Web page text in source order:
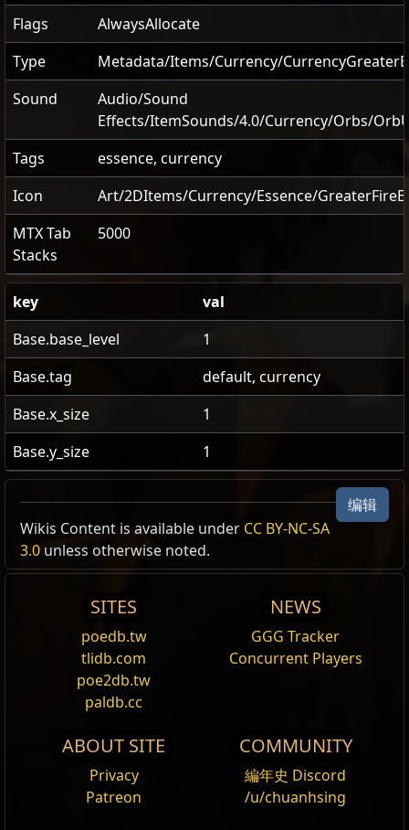
Flags
AlwaysAllocate
Type
Metadata/Items/Currency/
Sound
Audio/Sound
Effects/ItemSounds/4.0/Currency/Orbs/
Tags
essence, currency
Icon
Art/2DItems/Currency/Essence/
MTX Tab
Stacks
5000
key
val
Base.base_level
1
Base.tag
default, currency
Base.x_size
1
Base.y_size
1
相同物品 Recipe /1
贡品 你的报价
Note
强效火焰精华
烈焰精华
US Realm Economy Wiki
24h volume
混沌石 13
编辑
Wikis Content is available under CC BY-NC-SA
3.0 unless otherwise noted.
SITES
poedb.tw
tlidb.com
poe2db.tw
paldb.cc
NEWS
GGG Tracker
Concurrent Players
ABOUT SITE
Privacy
Patreon
COMMUNITY
編年史 Discord
/u/chuanhsing